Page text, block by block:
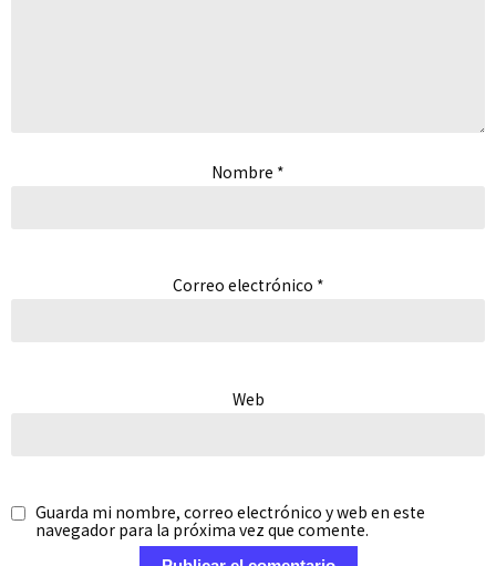
Nombre *
Correo electrónico *
Web
Guarda mi nombre, correo electrónico y web en este
navegador para la próxima vez que comente.